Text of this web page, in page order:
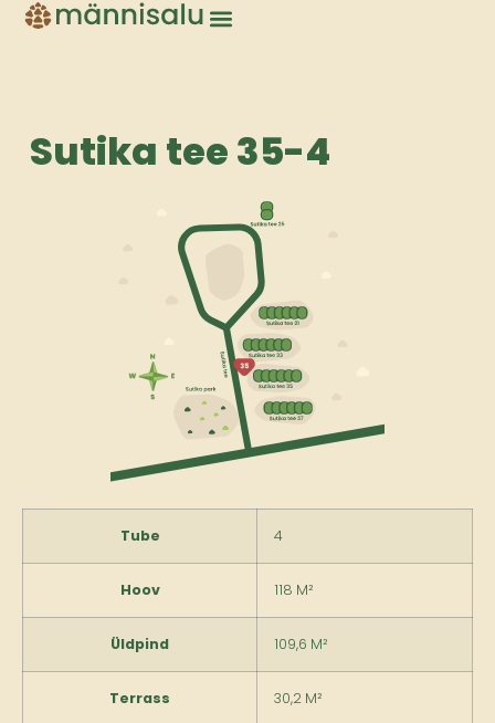
Sutika tee 35-4
Sutika tee 35-4
Tube 4
Hoov 118 M²
Üldpind 109,6 M²
Terrass 30,2 M²